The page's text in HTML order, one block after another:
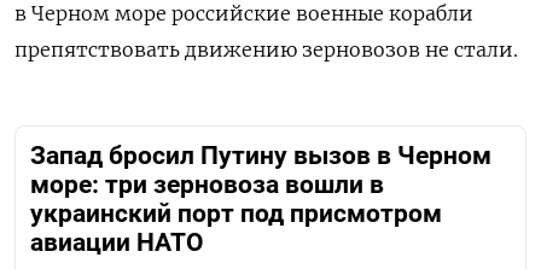
в Черном море российские военные корабли
препятствовать движению зерновозов не стали.
Запад бросил Путину вызов в Черном
море: три зерновоза вошли в
украинский порт под присмотром
авиации НАТО